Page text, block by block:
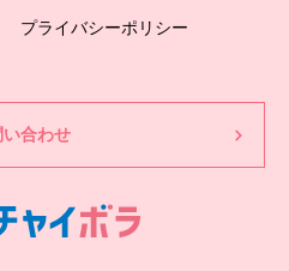
プライバシーポリシー
い合わせ